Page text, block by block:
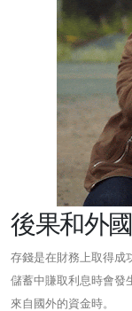
後果和外
存錢是在財務上取得成
儲蓄中賺取利息時會發
來自國外的資金時。